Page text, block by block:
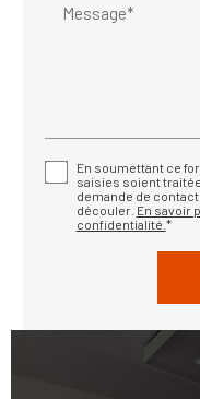
Message*
En soumettant ce
saisies soient
demande de
découler. En savoir
confidentialité. *